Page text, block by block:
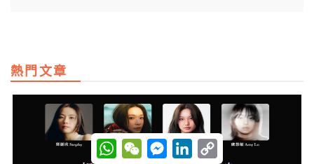
熱門文章
W
h
W
e
M
e
L
C